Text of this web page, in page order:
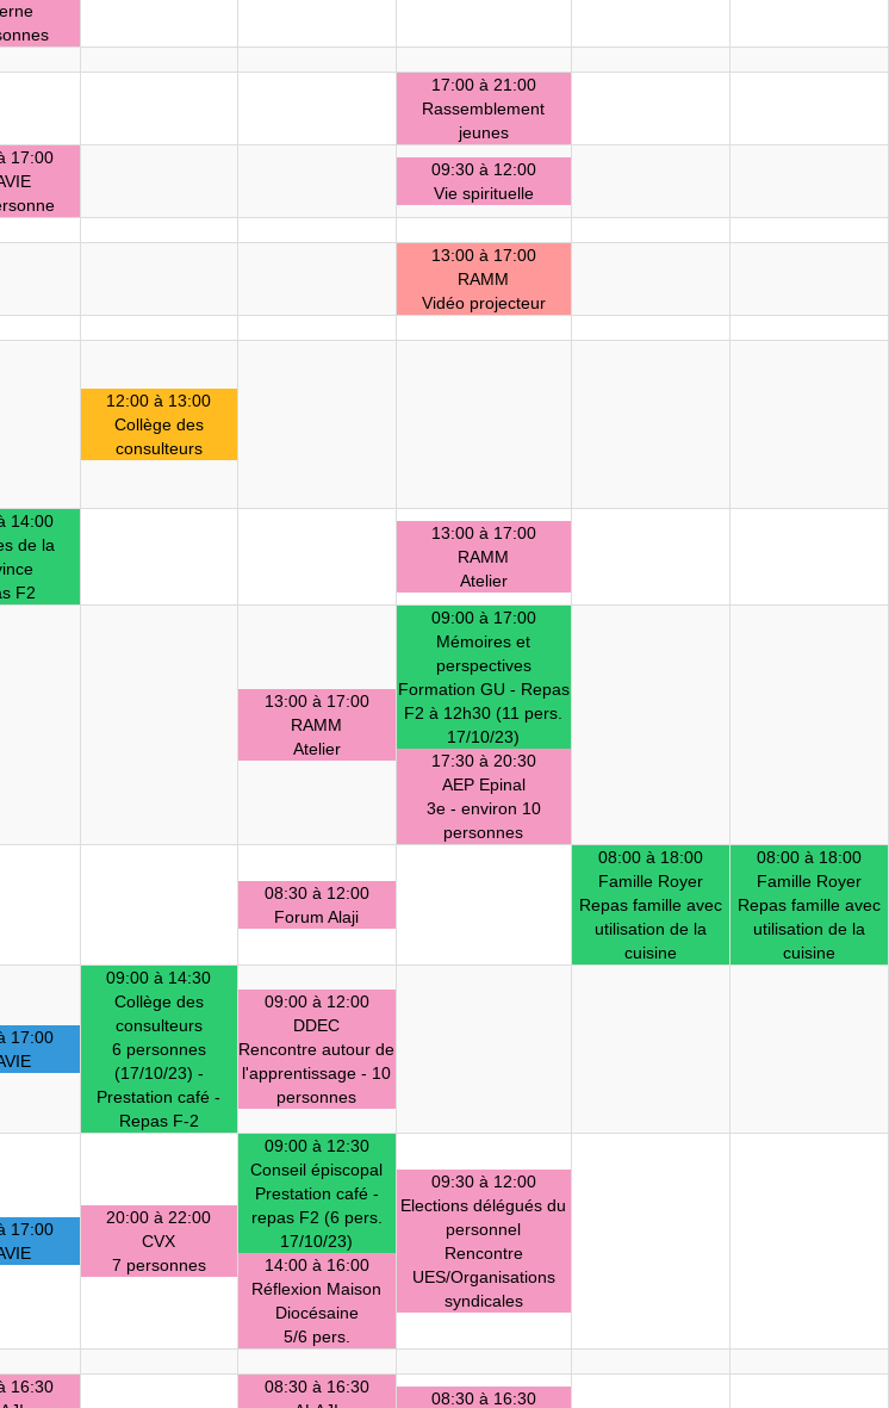
17:00 à 21:00
Rassemblement
jeunes
17:00
09:30 à 12:00
Vie spirituelle
13:00 à 17:00
RAMM
Vidéo projecteur
12:00 à 13:00
Collège des
consulteurs
14:00
de la
F2
13:00 à 17:00
RAMM
Atelier
13:00 à 17:00
RAMM
Atelier
09:00 à 17:00
Mémoires et
perspectives
Formation GU - Repas
F2 à 12h30 (11 pers.
17/10/23)
17:30 à 20:30
AEP Epinal
3e - environ 10
personnes
08:30 à 12:00
Forum Alaji
08:00 à 18:00
Famille Royer
Repas famille avec
utilisation de la
cuisine
08:00 à 18:00
Famille Royer
Repas famille avec
utilisation de la
cuisine
17:00
09:00 à 14:30
Collège des
consulteurs
6 personnes
(17/10/23) -
Prestation café -
Repas F-2
09:00 à 12:00
DDEC
Rencontre autour de
l'apprentissage - 10
personnes
17:00
20:00 à 22:00
CVX
7 personnes
09:00 à 12:30
Conseil épiscopal
Prestation café -
repas F2 (6 pers.
17/10/23)
14:00 à 16:00
Réflexion Maison
Diocésaine
5/6 pers.
09:30 à 12:00
Elections délégués du
personnel
Rencontre
UES/Organisations
syndicales
16:30
08:30 à 16:30
08:30 à 16:30